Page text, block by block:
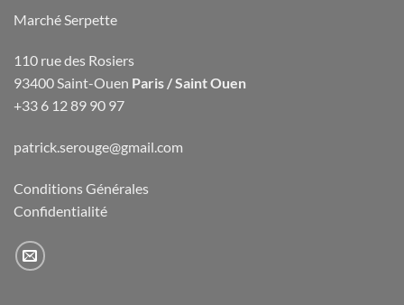
Marché Serpette
110 rue des Rosiers
93400 Saint-Ouen Paris / Saint Ouen
+33 6 12 89 90 97
patrick.serouge@gmail.com
Conditions Générales
Confidentialité